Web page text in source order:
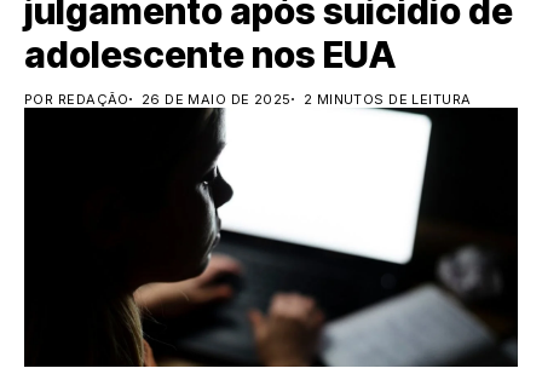
julgamento após suicídio de
adolescente nos EUA
POR REDAÇÃO 26 DE MAIO DE 2025 2 MINUTOS DE LEITURA